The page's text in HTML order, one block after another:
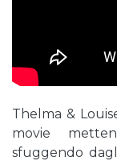
Thelma &
movie
sfuggendo